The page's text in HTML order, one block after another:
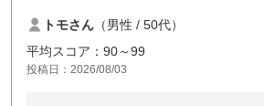
トモさん （男性 / 50代）
平均スコア：90～99
投稿日：2026/08/03